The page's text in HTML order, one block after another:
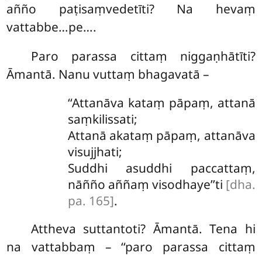
añño paṭisaṃvedetīti? Na hevaṃ
vattabbe…pe….
Paro parassa cittaṃ niggaṇhātīti?
Āmantā. Nanu vuttaṃ bhagavatā –
‘‘Attanāva kataṃ pāpaṃ, attanā
saṃkilissati;
Attanā akataṃ pāpaṃ, attanāva
visujjhati;
Suddhi asuddhi paccattaṃ,
nāñño aññaṃ visodhaye’’ti [dha.
pa. 165].
Attheva suttantoti? Āmantā. Tena hi
na vattabbaṃ – ‘‘paro parassa cittaṃ